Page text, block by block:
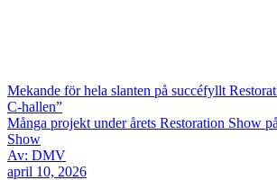
Mekande för hela slanten på succéfyllt
C-hallen”
Många projekt under årets Restoration Show
Show
Av: DMV
april 10, 2026